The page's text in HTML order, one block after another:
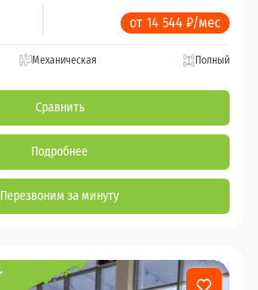
от 14 544 ₽/мес
Механическая Полный
Сравнить
Подробнее
Перезвоним за минуту